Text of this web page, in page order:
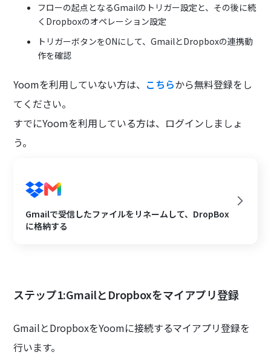
フローの起点となるGmailのトリガー設定と、その後に続
くDropboxのオペレーション設定
トリガーボタンをONにして、GmailとDropboxの連携動
作を確認
Yoomを利用していない方は、 こちらから無料登録をし
てください。
すでにYoomを利用している方は、ログインしましょ
う。
Gmailで受信したファイルをリネームして、DropBox
に格納する
ステップ1:GmailとDropboxをマイアプリ登録
GmailとDropboxをYoomに接続するマイアプリ登録を
行います。